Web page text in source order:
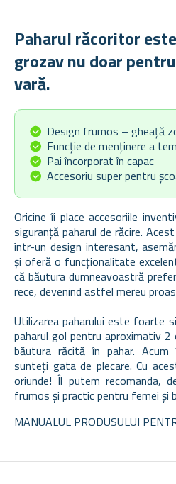
Paharul răcoritor
grozav nu doar
vară.
Design frumos – gheață
Funcție de menținere a
Pai încorporat în capac
Accesoriu super pentru
Oricine îi place accesoriile
siguranță paharul de răcire.
într-un design interesant,
și oferă o funcționalitate
că băutura dumneavoastră
rece, devenind astfel mereu
Utilizarea paharului este foarte
paharul gol pentru aproximativ
băutura răcită în pahar. Acum
sunteți gata de plecare. Cu
oriunde! Îl putem recomanda,
frumos și practic pentru femei și
MANUALUL PRODUSULUI